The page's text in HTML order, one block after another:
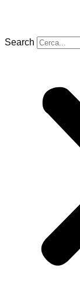
Search